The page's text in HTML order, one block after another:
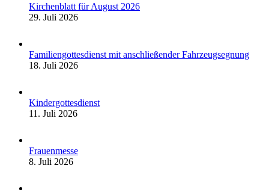
Kirchenblatt für August 2026
29. Juli 2026
Familiengottesdienst mit anschließender Fahrzeugsegnung
18. Juli 2026
Kindergottesdienst
11. Juli 2026
Frauenmesse
8. Juli 2026